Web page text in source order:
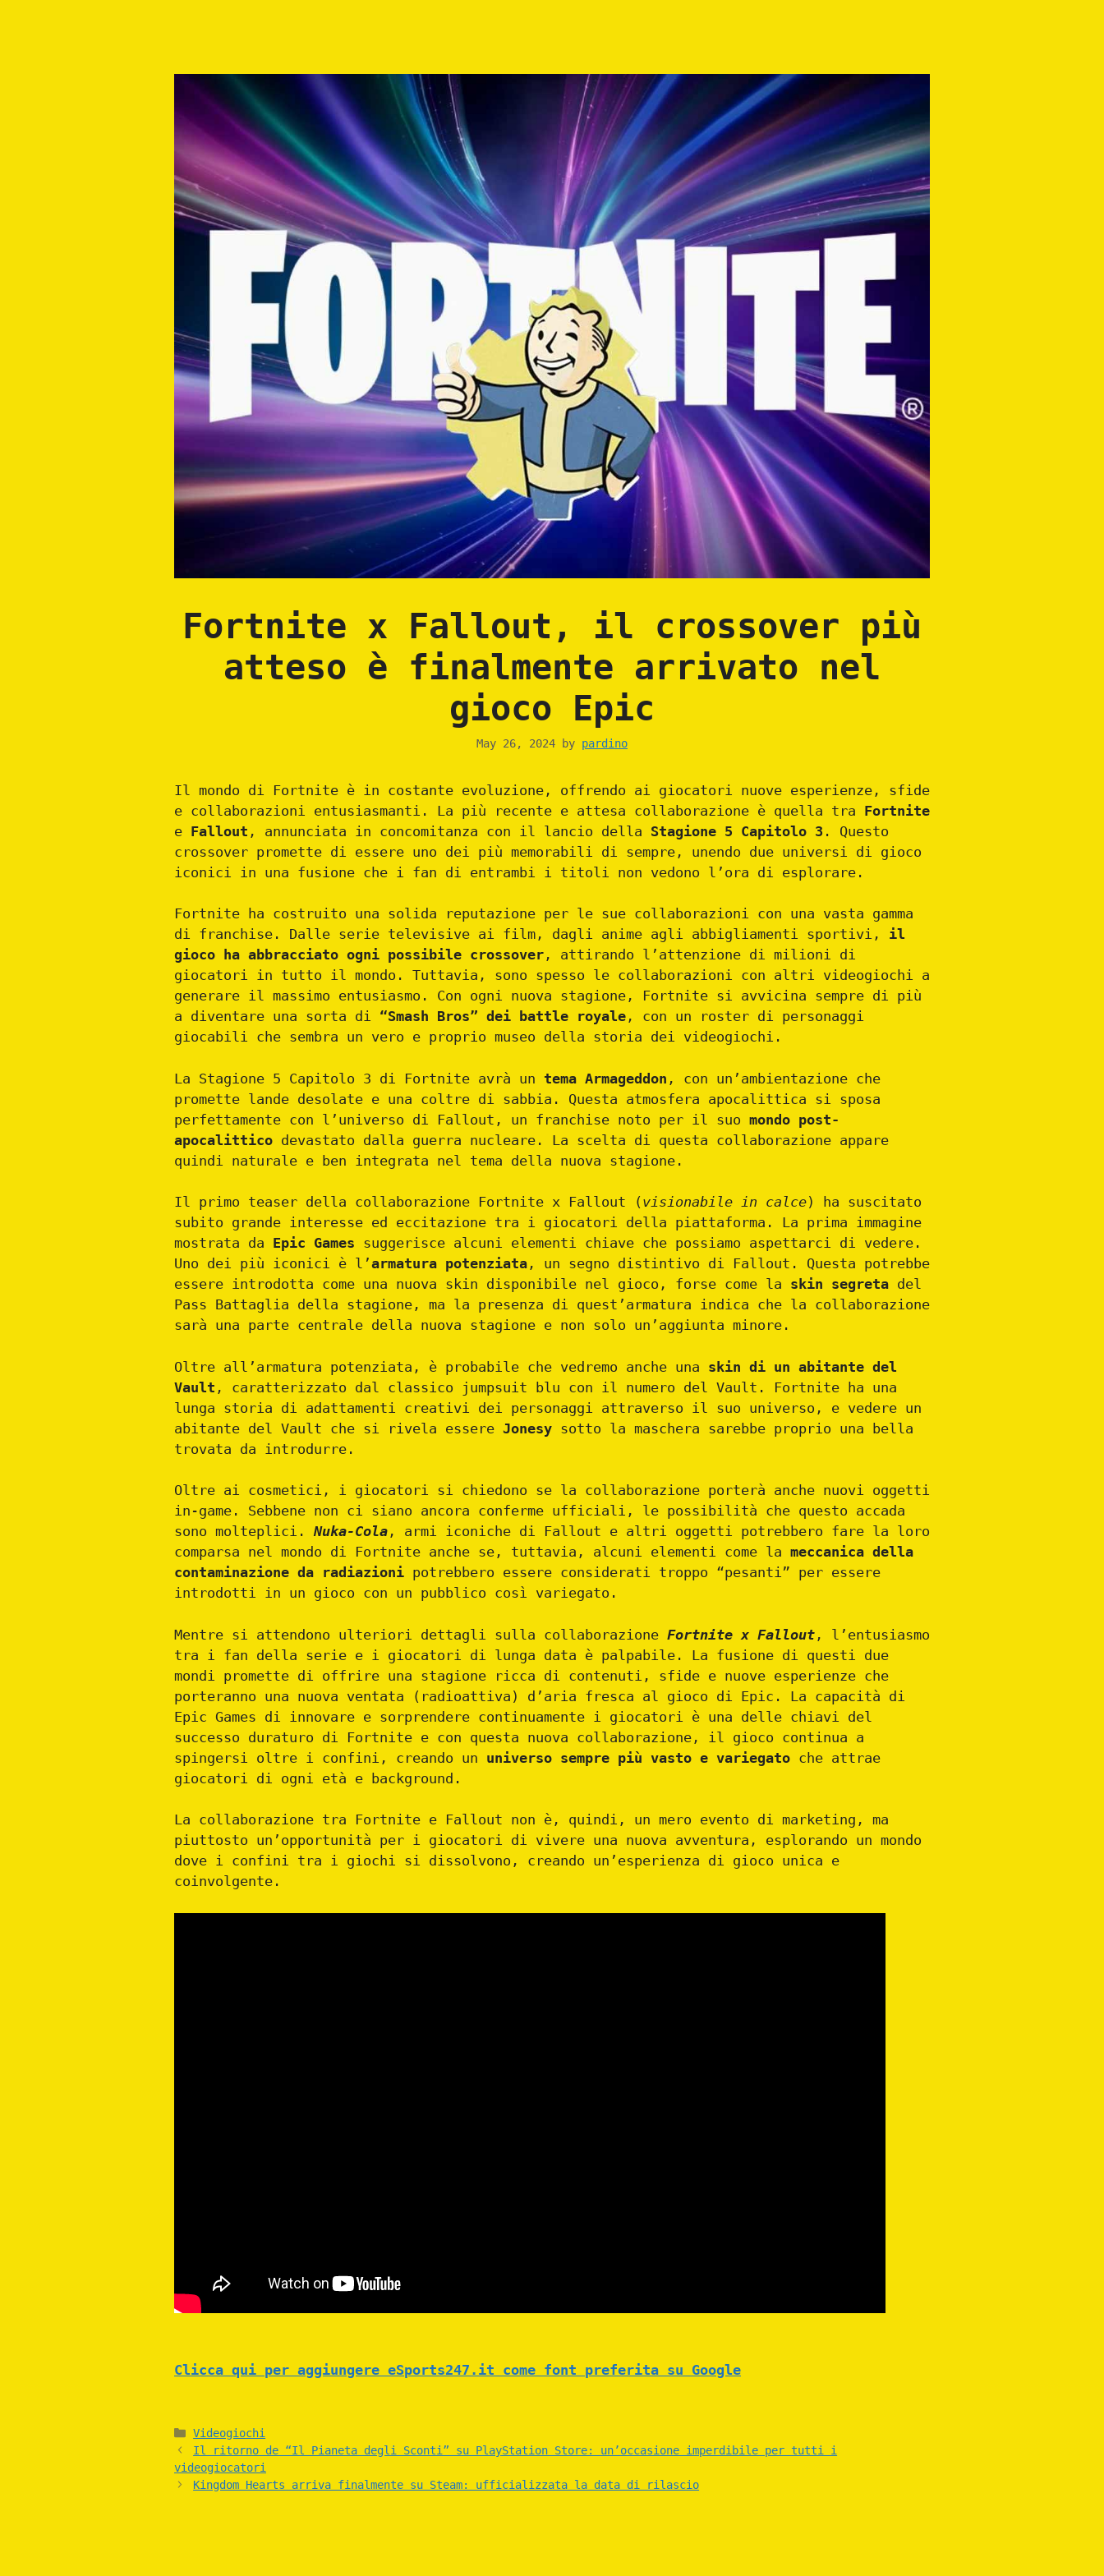
Fortnite x Fallout, il crossover più
atteso è finalmente arrivato nel
gioco Epic
May 26, 2024 by pardino
Il mondo di Fortnite è in costante evoluzione, offrendo ai giocatori nuove esperienze, sfide
e collaborazioni entusiasmanti. La più recente e attesa collaborazione è quella tra Fortnite
e Fallout , annunciata in concomitanza con il lancio della Stagione 5 Capitolo 3 . Questo
crossover promette di essere uno dei più memorabili di sempre, unendo due universi di gioco
iconici in una fusione che i fan di entrambi i titoli non vedono l’ora di esplorare.
Fortnite ha costruito una solida reputazione per le sue collaborazioni con una vasta gamma
di franchise. Dalle serie televisive ai film, dagli anime agli abbigliamenti sportivi, il
gioco ha abbracciato ogni possibile crossover , attirando l’attenzione di milioni di
giocatori in tutto il mondo. Tuttavia, sono spesso le collaborazioni con altri videogiochi a
generare il massimo entusiasmo. Con ogni nuova stagione, Fortnite si avvicina sempre di più
a diventare una sorta di “Smash Bros” dei battle royale , con un roster di personaggi
giocabili che sembra un vero e proprio museo della storia dei videogiochi.
La Stagione 5 Capitolo 3 di Fortnite avrà un tema Armageddon , con un’ambientazione che
promette lande desolate e una coltre di sabbia. Questa atmosfera apocalittica si sposa
perfettamente con l’universo di Fallout, un franchise noto per il suo mondo post-
apocalittico devastato dalla guerra nucleare. La scelta di questa collaborazione appare
quindi naturale e ben integrata nel tema della nuova stagione.
Il primo teaser della collaborazione Fortnite x Fallout (visionabile in calce) ha suscitato
subito grande interesse ed eccitazione tra i giocatori della piattaforma. La prima immagine
mostrata da Epic Games suggerisce alcuni elementi chiave che possiamo aspettarci di vedere.
Uno dei più iconici è l’armatura potenziata , un segno distintivo di Fallout. Questa potrebbe
essere introdotta come una nuova skin disponibile nel gioco, forse come la skin segreta del
Pass Battaglia della stagione, ma la presenza di quest’armatura indica che la collaborazione
sarà una parte centrale della nuova stagione e non solo un’aggiunta minore.
Oltre all’armatura potenziata, è probabile che vedremo anche una skin di un abitante del
Vault , caratterizzato dal classico jumpsuit blu con il numero del Vault. Fortnite ha una
lunga storia di adattamenti creativi dei personaggi attraverso il suo universo, e vedere un
abitante del Vault che si rivela essere Jonesy sotto la maschera sarebbe proprio una bella
trovata da introdurre.
Oltre ai cosmetici, i giocatori si chiedono se la collaborazione porterà anche nuovi oggetti
in-game. Sebbene non ci siano ancora conferme ufficiali, le possibilità che questo accada
sono molteplici. Nuka-Cola , armi iconiche di Fallout e altri oggetti potrebbero fare la loro
comparsa nel mondo di Fortnite anche se, tuttavia, alcuni elementi come la meccanica della
contaminazione da radiazioni potrebbero essere considerati troppo “pesanti” per essere
introdotti in un gioco con un pubblico così variegato.
Mentre si attendono ulteriori dettagli sulla collaborazione Fortnite x Fallout , l’entusiasmo
tra i fan della serie e i giocatori di lunga data è palpabile. La fusione di questi due
mondi promette di offrire una stagione ricca di contenuti, sfide e nuove esperienze che
porteranno una nuova ventata (radioattiva) d’aria fresca al gioco di Epic. La capacità di
Epic Games di innovare e sorprendere continuamente i giocatori è una delle chiavi del
successo duraturo di Fortnite e con questa nuova collaborazione, il gioco continua a
spingersi oltre i confini, creando un universo sempre più vasto e variegato che attrae
giocatori di ogni età e background.
La collaborazione tra Fortnite e Fallout non è, quindi, un mero evento di marketing, ma
piuttosto un’opportunità per i giocatori di vivere una nuova avventura, esplorando un mondo
dove i confini tra i giochi si dissolvono, creando un’esperienza di gioco unica e
coinvolgente.
Clicca qui per aggiungere eSports247.it come font preferita su Google
Categories
Videogiochi
Il ritorno de “Il Pianeta degli Sconti” su PlayStation Store: un’occasione imperdibile per tutti i
videogiocatori
Kingdom Hearts arriva finalmente su Steam: ufficializzata la data di rilascio